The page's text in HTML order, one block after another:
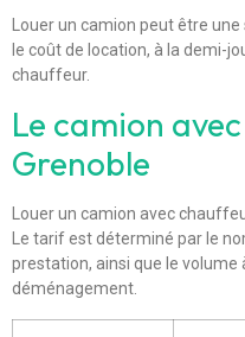
Louer un camion peut être
le coût de location, à la demi-
chauffeur.
Le camion
Grenoble
Louer un camion avec
Le tarif est déterminé par le
prestation, ainsi que le
déménagement.